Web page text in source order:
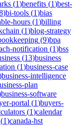
(1)benefits (1)best-
)bi-tools (1)bias
hours (1)billing
(1)blog-strategy
(9)bpa
notification (1)bss
(13)business
(1)business-case
business-intelligence
plan
business-software
portal (1)buyers-
(1)calendar
(1)canada-hst